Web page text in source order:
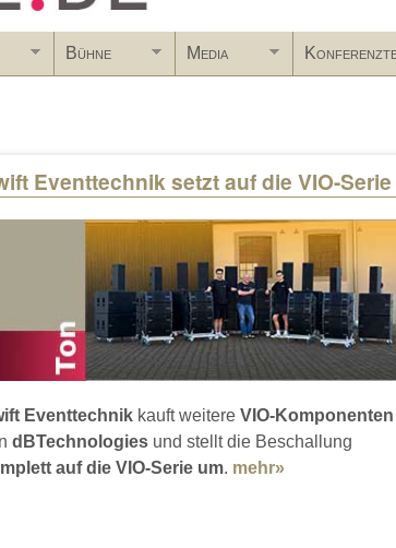
Bühne Media
Eventtechnik setzt auf die VIO-Serie
Eventtechnik kauft weitere VIO-Komponenten
dBTechnologies und stellt die Beschallung
auf die VIO-Serie um. mehr» about Swift